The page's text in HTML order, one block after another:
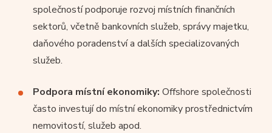
společností podporuje rozvoj místních finančních
sektorů, včetně bankovních služeb, správy majetku,
daňového poradenství a dalších specializovaných
služeb.
Podpora místní ekonomiky: Offshore společnosti
často investují do místní ekonomiky prostřednictvím
nemovitostí, služeb apod.